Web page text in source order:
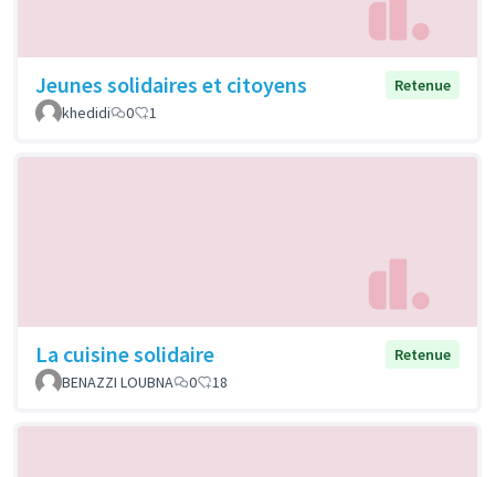
Jeunes solidaires et citoyens
Retenue
khedidi
0 1
La cuisine solidaire
Retenue
BENAZZI LOUBNA
0 18